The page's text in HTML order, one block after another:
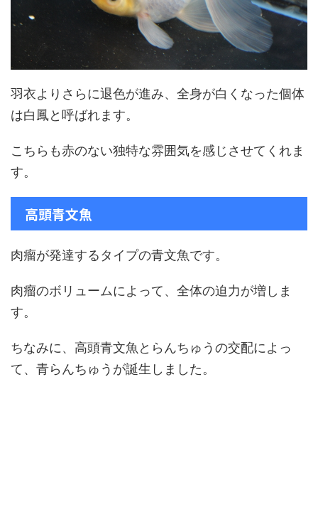
羽衣よりさらに退色が進み、全身が白くなった個体
は白鳳と呼ばれます。
こちらも赤のない独特な雰囲気を感じさせてくれま
す。
高頭青文魚
肉瘤が発達するタイプの青文魚です。
肉瘤のボリュームによって、全体の迫力が増しま
す。
ちなみに、高頭青文魚とらんちゅうの交配によっ
て、青らんちゅうが誕生しました。